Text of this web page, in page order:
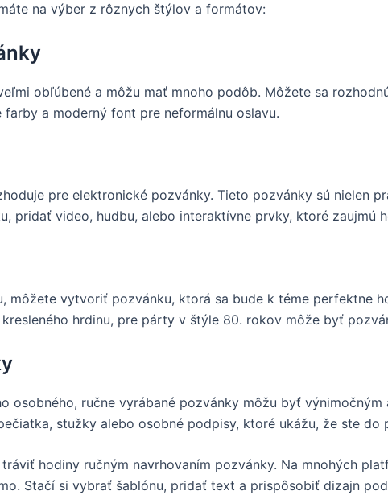
na výber z rôznych štýlov a formátov:
obľúbené a môžu mať mnoho podôb. Môžete sa
a moderný font pre neformálnu oslavu.
pre elektronické pozvánky. Tieto pozvánky sú nielen
pridať video, hudbu, alebo interaktívne prvky, ktoré zaujmú
môžete vytvoriť pozvánku, ktorá sa bude k téme perfektne
hrdinu, pre párty v štýle 80. rokov môže byť
osobného, ručne vyrábané pozvánky môžu byť
stužky alebo osobné podpisy, ktoré ukážu, že ste
hodiny ručným navrhovaním pozvánky. Na mnohých
Stačí si vybrať šablónu, pridať text a prispôsobiť dizajn